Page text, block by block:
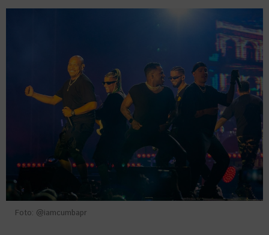
Foto: @iamcumbapr